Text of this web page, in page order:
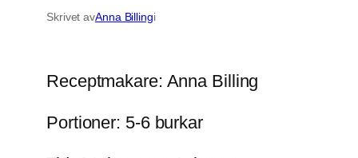
Skrivet avAnna Billingi
Receptmakare: Anna Billing
Portioner: 5-6 burkar